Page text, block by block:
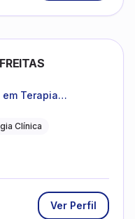
Terapia
Clínica
Ver Perfil